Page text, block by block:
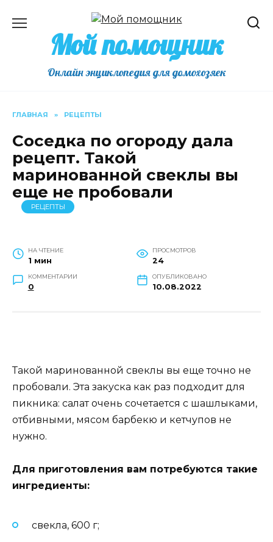
содержаниюМой помощник
Онлайн энциклопедия для домохозяек
ГЛАВНАЯ » РЕЦЕПТЫ
Соседка по огороду дала
рецепт. Такой
маринованной свеклы вы
еще не пробовали
РЕЦЕПТЫ
НА ЧТЕНИЕ
1 мин
ПРОСМОТРОВ
24
КОММЕНТАРИИ
0
ОПУБЛИКОВАНО
10.08.2022
Такой маринованной свеклы вы еще точно не
пробовали. Эта закуска как раз подходит для
пикника: салат очень сочетается с шашлыками,
отбивными, мясом барбекю и кетчупов не
нужно.
Для приготовления вам потребуются такие
ингредиенты:
свекла, 600 г;